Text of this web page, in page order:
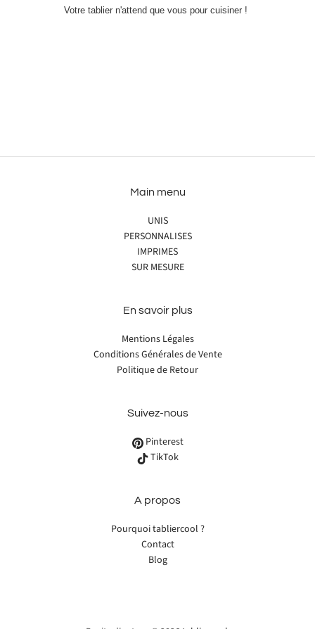
Votre tablier n'attend que vous pour cuisiner !
Main menu
UNIS
PERSONNALISES
IMPRIMES
SUR MESURE
En savoir plus
Mentions Légales
Conditions Générales de Vente
Politique de Retour
Suivez-nous
Pinterest
TikTok
A propos
Pourquoi tabliercool ?
Contact
Blog